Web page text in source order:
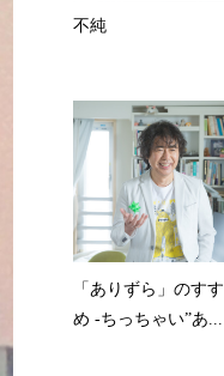
不純
「ありずら」のすす
め -ちっちゃい”あ...